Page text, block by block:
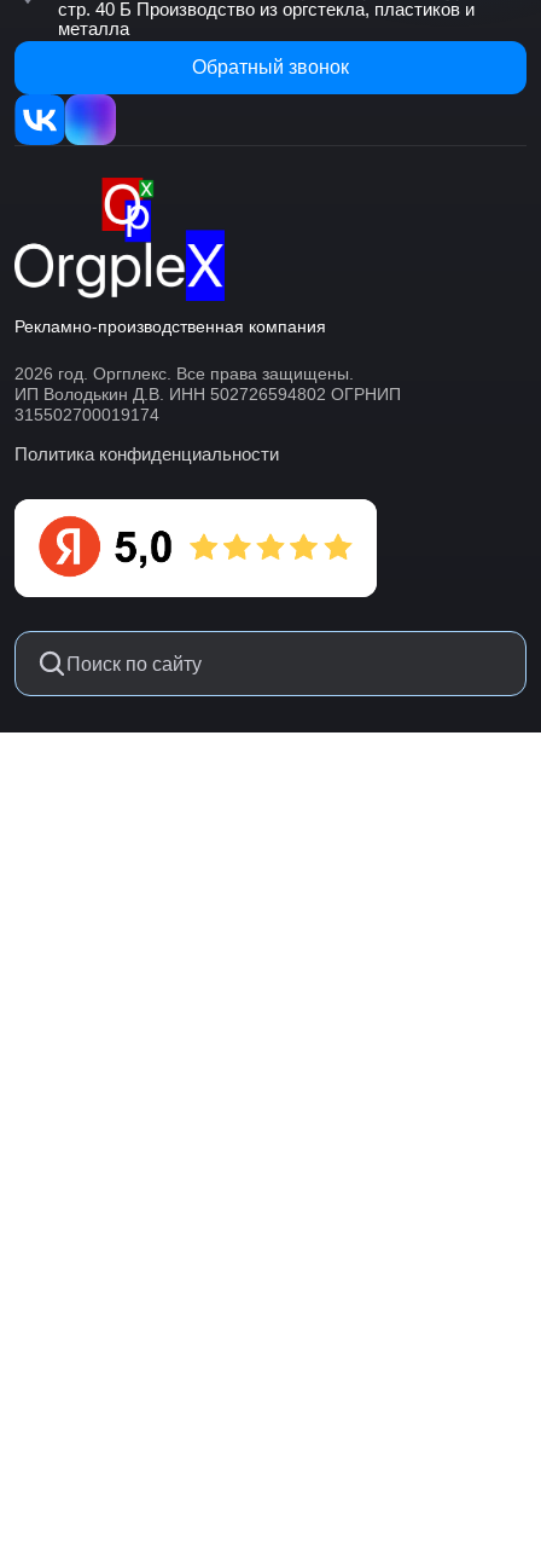
стр. 40 Б Производство из оргстекла, пластиков и
металла
Обратный звонок
Рекламно-производственная компания
2026 год. Оргплекс. Все права защищены.
ИП Володькин Д.В. ИНН 502726594802 ОГРНИП
315502700019174
Политика конфиденциальности